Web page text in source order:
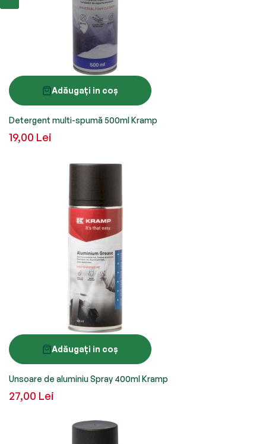
Adăugați in coș
Detergent multi-spumă 500ml Kramp
19,00 Lei
Adăugați in coș
Unsoare de aluminiu Spray 400ml Kramp
27,00 Lei